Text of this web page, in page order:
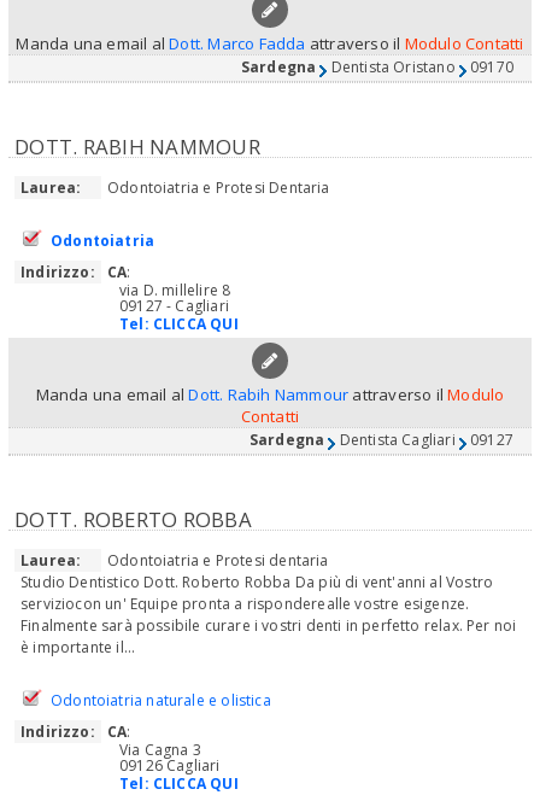
Manda una email alDott. Marco Fadda attraverso il Modulo Contatti
Sardegna Dentista Oristano 09170
DOTT. RABIH NAMMOUR
Laurea: Odontoiatria e Protesi Dentaria
Odontoiatria
Indirizzo:
CA:
via D. millelire 8
09127 - Cagliari
Tel: CLICCA QUI
Manda una email alDott. Rabih Nammour attraverso ilModulo
Contatti
Sardegna Dentista Cagliari 09127
DOTT. ROBERTO ROBBA
Laurea:
Odontoiatria e Protesi dentaria
Studio Dentistico Dott. Roberto Robba Da più di vent'anni al Vostro
serviziocon un' Equipe pronta a risponderealle vostre esigenze.
Finalmente sarà possibile curare i vostri denti in perfetto relax. Per noi
è importante il...
Odontoiatria naturale e olistica
Indirizzo:
CA:
Via Cagna 3
09126 Cagliari
Tel: CLICCA QUI